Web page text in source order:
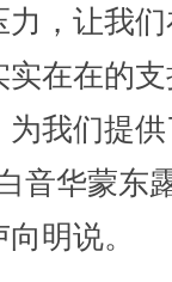
力，让我
在在的
为我们提
音华蒙东
明说。